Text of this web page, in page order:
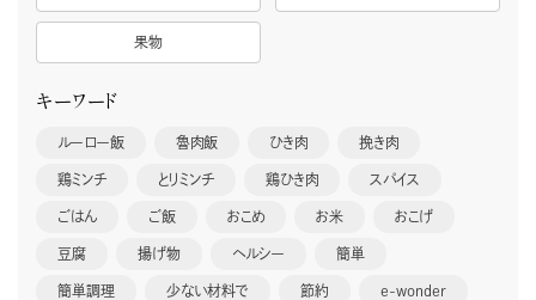
果物
キーワード
ルーロー飯 魯肉飯 ひき肉 挽き肉
鶏ミンチ とりミンチ 鶏ひき肉 スパイス
ごはん ご飯 おこめ お米 おこげ
豆腐 揚げ物 ヘルシー 簡単
簡単調理 少ない材料で 節約 e-wonder